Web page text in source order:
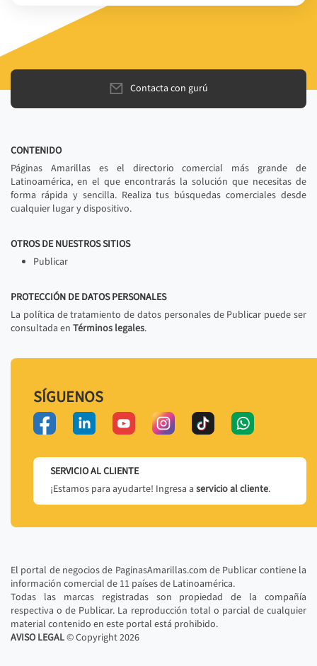
Contacta con gurú
CONTENIDO
Páginas Amarillas es el directorio comercial más grande de
Latinoamérica, en el que encontrarás la solución que necesitas de
forma rápida y sencilla. Realiza tus búsquedas comerciales desde
cualquier lugar y dispositivo.
OTROS DE NUESTROS SITIOS
Publicar
PROTECCIÓN DE DATOS PERSONALES
La política de tratamiento de datos personales de Publicar puede ser
consultada en Términos legales.
SÍGUENOS
SERVICIO AL CLIENTE
¡Estamos para ayudarte! Ingresa a servicio al cliente.
El portal de negocios de PaginasAmarillas.com de Publicar contiene la
información comercial de 11 países de Latinoamérica.
Todas las marcas registradas son propiedad de la compañía
respectiva o de Publicar. La reproducción total o parcial de cualquier
material contenido en este portal está prohibido.
AVISO LEGAL© Copyright2026